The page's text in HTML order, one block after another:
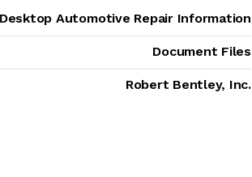
Automotive Repair Information
Document Files
Robert Bentley, Inc.